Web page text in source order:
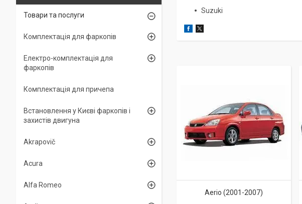
Suzuki
Aerio (2001-2007)
Товари та послуги
Комплектація для фаркопів
Електро-комплектація для
фаркопів
Комплектація для причепа
Встановлення у Києві фаркопів і
захистів двигуна
Akrapovič
Acura
Alfa Romeo